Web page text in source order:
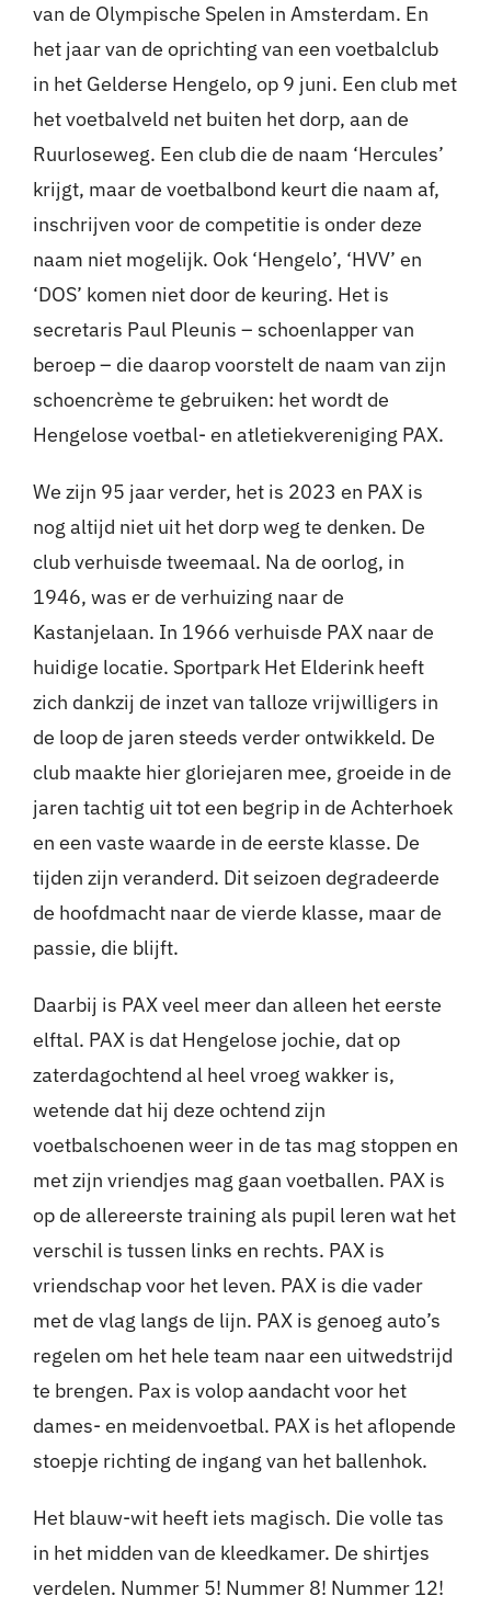
van de Olympische Spelen in Amsterdam. En
het jaar van de oprichting van een voetbalclub
in het Gelderse Hengelo, op 9 juni. Een club met
het voetbalveld net buiten het dorp, aan de
Ruurloseweg. Een club die de naam ‘Hercules’
krijgt, maar de voetbalbond keurt die naam af,
inschrijven voor de competitie is onder deze
naam niet mogelijk. Ook ‘Hengelo’, ‘HVV’ en
‘DOS’ komen niet door de keuring. Het is
secretaris Paul Pleunis – schoenlapper van
beroep – die daarop voorstelt de naam van zijn
schoencrème te gebruiken: het wordt de
Hengelose voetbal- en atletiekvereniging PAX.
We zijn 95 jaar verder, het is 2023 en PAX is
nog altijd niet uit het dorp weg te denken. De
club verhuisde tweemaal. Na de oorlog, in
1946, was er de verhuizing naar de
Kastanjelaan. In 1966 verhuisde PAX naar de
huidige locatie. Sportpark Het Elderink heeft
zich dankzij de inzet van talloze vrijwilligers in
de loop de jaren steeds verder ontwikkeld. De
club maakte hier gloriejaren mee, groeide in de
jaren tachtig uit tot een begrip in de Achterhoek
en een vaste waarde in de eerste klasse. De
tijden zijn veranderd. Dit seizoen degradeerde
de hoofdmacht naar de vierde klasse, maar de
passie, die blijft.
Daarbij is PAX veel meer dan alleen het eerste
elftal. PAX is dat Hengelose jochie, dat op
zaterdagochtend al heel vroeg wakker is,
wetende dat hij deze ochtend zijn
voetbalschoenen weer in de tas mag stoppen en
met zijn vriendjes mag gaan voetballen. PAX is
op de allereerste training als pupil leren wat het
verschil is tussen links en rechts. PAX is
vriendschap voor het leven. PAX is die vader
met de vlag langs de lijn. PAX is genoeg auto’s
regelen om het hele team naar een uitwedstrijd
te brengen. Pax is volop aandacht voor het
dames- en meidenvoetbal. PAX is het aflopende
stoepje richting de ingang van het ballenhok.
Het blauw-wit heeft iets magisch. Die volle tas
in het midden van de kleedkamer. De shirtjes
verdelen. Nummer 5! Nummer 8! Nummer 12!